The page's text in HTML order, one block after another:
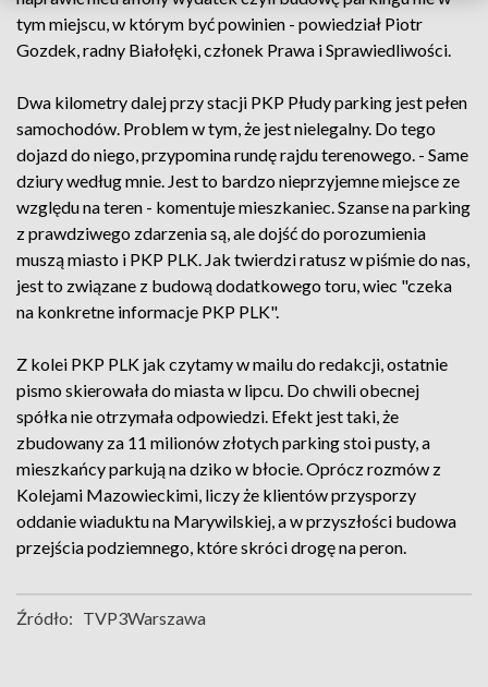
tym miejscu, w którym być powinien - powiedział Piotr
Gozdek, radny Białołęki, członek Prawa i Sprawiedliwości.
Dwa kilometry dalej przy stacji PKP Płudy parking jest pełen
samochodów. Problem w tym, że jest nielegalny. Do tego
dojazd do niego, przypomina rundę rajdu terenowego. - Same
dziury według mnie. Jest to bardzo nieprzyjemne miejsce ze
względu na teren - komentuje mieszkaniec. Szanse na parking
z prawdziwego zdarzenia są, ale dojść do porozumienia
muszą miasto i PKP PLK. Jak twierdzi ratusz w piśmie do nas,
jest to związane z budową dodatkowego toru, wiec "czeka
na konkretne informacje PKP PLK".
Z kolei PKP PLK jak czytamy w mailu do redakcji, ostatnie
pismo skierowała do miasta w lipcu. Do chwili obecnej
spółka nie otrzymała odpowiedzi. Efekt jest taki, że
zbudowany za 11 milionów złotych parking stoi pusty, a
mieszkańcy parkują na dziko w błocie. Oprócz rozmów z
Kolejami Mazowieckimi, liczy że klientów przysporzy
oddanie wiaduktu na Marywilskiej, a w przyszłości budowa
przejścia podziemnego, które skróci drogę na peron.
Źródło: TVP3Warszawa